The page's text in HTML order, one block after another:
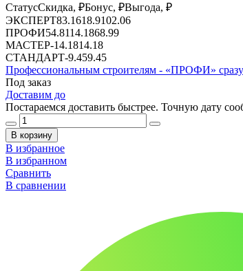
СтатусСкидка, ₽Бонус, ₽Выгода, ₽
ЭКСПЕРТ83.1618.9102.06
ПРОФИ54.8114.1868.99
МАСТЕР-14.1814.18
СТАНДАРТ-9.459.45
Профессиональным строителям - «ПРОФИ»
Под заказ
Доставим до
Постараемся доставить быстрее. Точную дату
В корзину
В избранное
В избранном
Сравнить
В сравнении